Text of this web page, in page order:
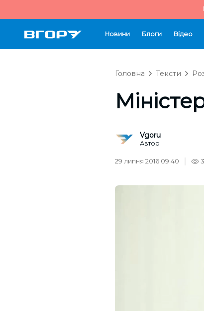
Новини Блоги Відео
Головна Тексти
Vgoru
Автор
29 липня 2016 09:40